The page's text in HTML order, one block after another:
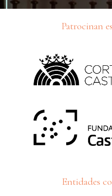
Patrocinan
Entidades